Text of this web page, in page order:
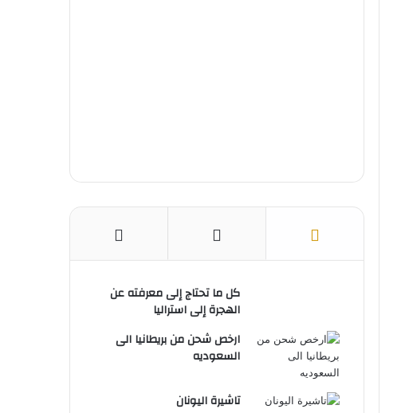
كل ما تحتاج إلى معرفته عن
الهجرة إلى استراليا
ارخص شحن من بريطانيا الى
السعوديه
تاشيرة اليونان